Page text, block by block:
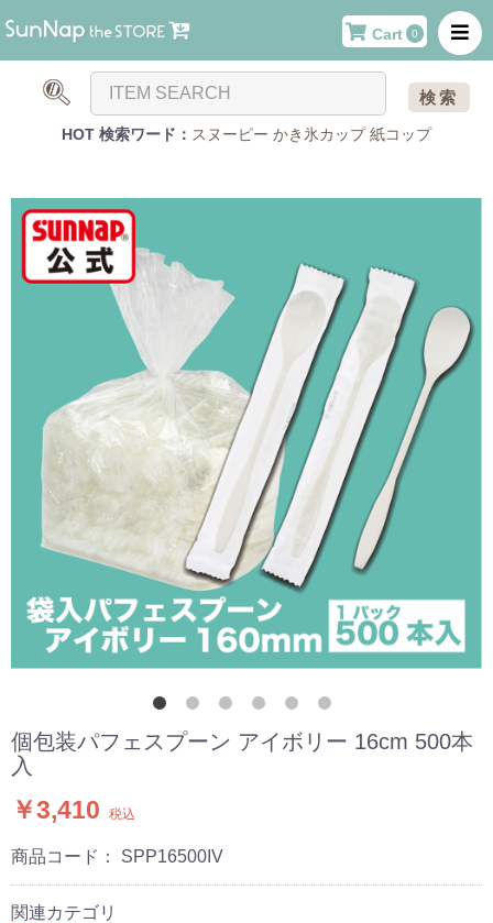
Cart 0
検索
HOT 検索ワード： スヌーピー かき氷カップ 紙コップ
個包装パフェスプーン アイボリー 16cm 500本
入
￥3,410 税込
商品コード： SPP16500IV
関連カテゴリ